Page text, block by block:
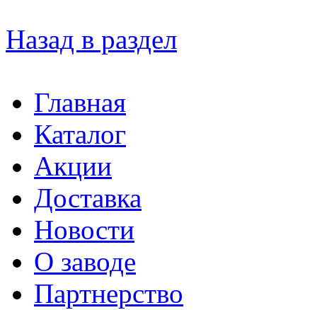
Назад в раздел
Главная
Каталог
Акции
Доставка
Новости
О заводе
Партнерство